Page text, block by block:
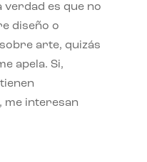
verdad es que no
diseño o
arte, quizás
apela. Si,
me interesan